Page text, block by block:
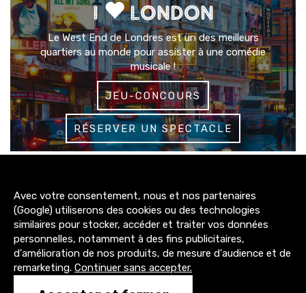
I LONDON
Le West End de Londres est un des meilleurs
quartiers au monde pour assister à une comédie
musicale !
JEU-CONCOURS
RÉSERVER UN SPECTACLE
3200+
abonnés
4300+
abonnés
1500+
Avec votre consentement, nous et nos partenaires
(Google) utiliserons des cookies ou des technologies
similaires pour stocker, accéder et traiter vos données
personnelles, notamment à des fins publicitaires,
d'amélioration de nos produits, de mesure d'audience et de
remarketing. Continuer sans accepter.